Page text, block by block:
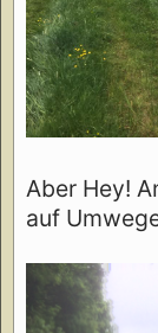
Aber Hey!
auf